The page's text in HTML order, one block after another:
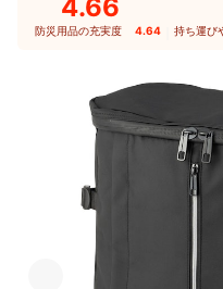
4.66
防災用品の充実度 4.64 持ち運び